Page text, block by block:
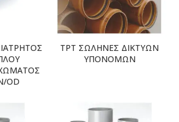
OD
TPT ΣΩΛΗΝΕΣ ΔΙΚΤΥΩΝ
ΥΠΟΝΟΜΩΝ